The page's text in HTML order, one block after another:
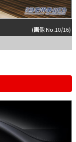
(画像 No.10/16)